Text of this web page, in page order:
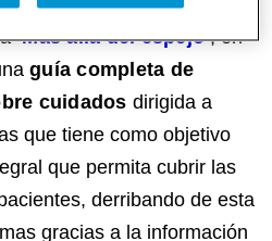
de Pfizer, han
‘Más allá del espejo’, en
guía completa de
cuidados dirigida a
que tiene como objetivo
que permita cubrir las
derribando de esta
gracias a la información